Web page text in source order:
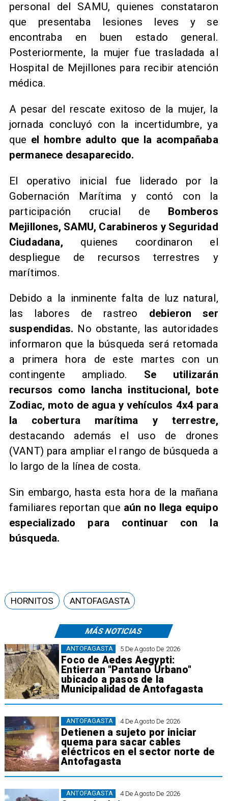
personal del SAMU, quienes constataron
que presentaba lesiones leves y se
encontraba en buen estado general.
Posteriormente, la mujer fue trasladada al
Hospital de Mejillones para recibir atención
médica.
A pesar del rescate exitoso de la mujer, la
jornada concluyó con la incertidumbre, ya
que el hombre adulto que la acompañaba
permanece desaparecido.
El operativo inicial fue liderado por la
Gobernación Marítima y contó con la
participación crucial de Bomberos
Mejillones, SAMU, Carabineros y Seguridad
Ciudadana, quienes coordinaron el
despliegue de recursos terrestres y
marítimos.
Debido a la inminente falta de luz natural,
las labores de rastreo debieron ser
suspendidas. No obstante, las autoridades
informaron que la búsqueda será retomada
a primera hora de este martes con un
contingente ampliado. Se utilizarán
recursos como lancha institucional, bote
Zodiac, moto de agua y vehículos 4x4 para
la cobertura marítima y terrestre,
destacando además el uso de drones
(VANT) para ampliar el rango de búsqueda a
lo largo de la línea de costa.
Sin embargo, hasta esta hora de la mañana
familiares reportan que aún no llega equipo
especializado para continuar con la
búsqueda.
MÁS NOTICIAS
5 De Agosto De 2026
Foco de Aedes Aegypti:
Entierran "Pantano Urbano"
ubicado a pasos de la
Municipalidad de Antofagasta
ANTOFAGASTA
4 De Agosto De 2026
Detienen a sujeto por iniciar
quema para sacar cables
eléctricos en el sector norte de
Antofagasta
ANTOFAGASTA
4 De Agosto De 2026
ANTOFAGASTA
HORNITOS ANTOFAGASTA